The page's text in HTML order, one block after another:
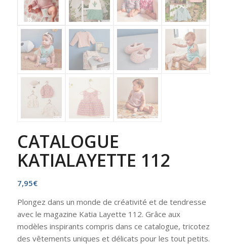
CATALOGUE
KATIALAYETTE 112
7,95€
Plongez dans un monde de créativité et de tendresse
avec le magazine Katia Layette 112. Grâce aux
modèles inspirants compris dans ce catalogue, tricotez
des vêtements uniques et délicats pour les tout petits.